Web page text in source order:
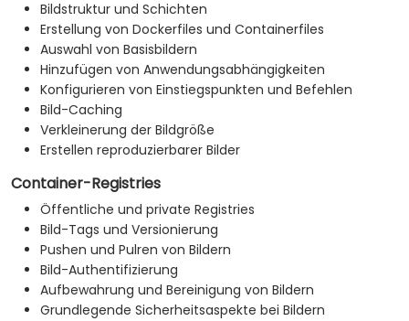
Bildstruktur und Schichten
Erstellung von Dockerfiles und Containerfiles
Auswahl von Basisbildern
Hinzufügen von Anwendungsabhängigkeiten
Konfigurieren von Einstiegspunkten und Befehlen
Bild-Caching
Verkleinerung der Bildgröße
Erstellen reproduzierbarer Bilder
Container-Registries
Öffentliche und private Registries
Bild-Tags und Versionierung
Pushen und Pulren von Bildern
Bild-Authentifizierung
Aufbewahrung und Bereinigung von Bildern
Grundlegende Sicherheitsaspekte bei Bildern